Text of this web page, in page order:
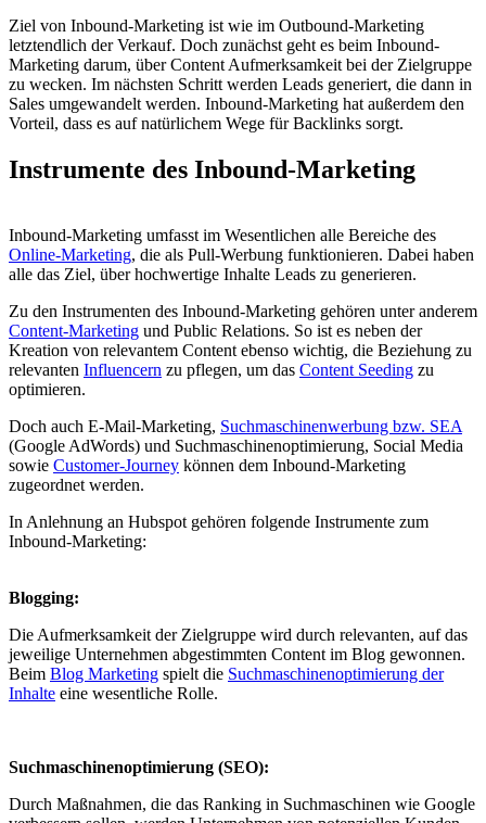
Ziel von Inbound-Marketing ist wie im Outbound-Marketing
letztendlich der Verkauf. Doch zunächst geht es beim Inbound-
Marketing darum, über Content Aufmerksamkeit bei der Zielgruppe
zu wecken. Im nächsten Schritt werden Leads generiert, die dann in
Sales umgewandelt werden. Inbound-Marketing hat außerdem den
Vorteil, dass es auf natürlichem Wege für Backlinks sorgt.
Instrumente des Inbound-Marketing
Inbound-Marketing umfasst im Wesentlichen alle Bereiche des
Online-Marketing, die als Pull-Werbung funktionieren. Dabei haben
alle das Ziel, über hochwertige Inhalte Leads zu generieren.
Zu den Instrumenten des Inbound-Marketing gehören unter anderem
Content-Marketing und Public Relations. So ist es neben der
Kreation von relevantem Content ebenso wichtig, die Beziehung zu
relevanten Influencern zu pflegen, um das Content Seeding zu
optimieren.
Doch auch E-Mail-Marketing, Suchmaschinenwerbung bzw. SEA
(Google AdWords) und Suchmaschinenoptimierung, Social Media
sowie Customer-Journey können dem Inbound-Marketing
zugeordnet werden.
In Anlehnung an Hubspot gehören folgende Instrumente zum
Inbound-Marketing:
Blogging:
Die Aufmerksamkeit der Zielgruppe wird durch relevanten, auf das
jeweilige Unternehmen abgestimmten Content im Blog gewonnen.
Beim Blog Marketing spielt die Suchmaschinenoptimierung der
Inhalte eine wesentliche Rolle.
Suchmaschinenoptimierung (SEO):
Durch Maßnahmen, die das Ranking in Suchmaschinen wie Google